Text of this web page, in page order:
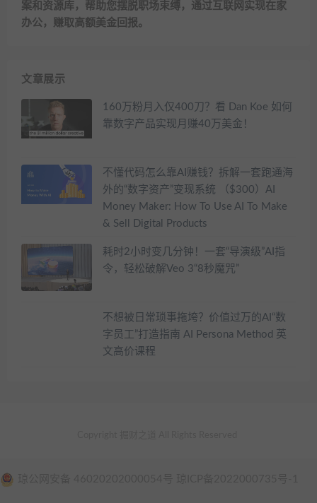
案和资源库，帮助您摆脱职场束缚，通过互联网实现在家
办公，赚取高额美金回报。
文章展示
160万粉月入仅400刀？看 Dan Koe 如何
靠数字产品实现月赚40万美金！
不懂代码怎么靠AI赚钱？拆解一套跑通海
外的“数字资产”变现系统 （$300）AI
Money Maker: How To Use AI To Make
& Sell Digital Products
耗时2小时变几分钟！一套“导演级”AI指
令，轻松破解Veo 3“8秒魔咒”
不想被日常琐事拖垮？价值过万的AI“数
字员工”打造指南 AI Persona Method 英
文高价课程